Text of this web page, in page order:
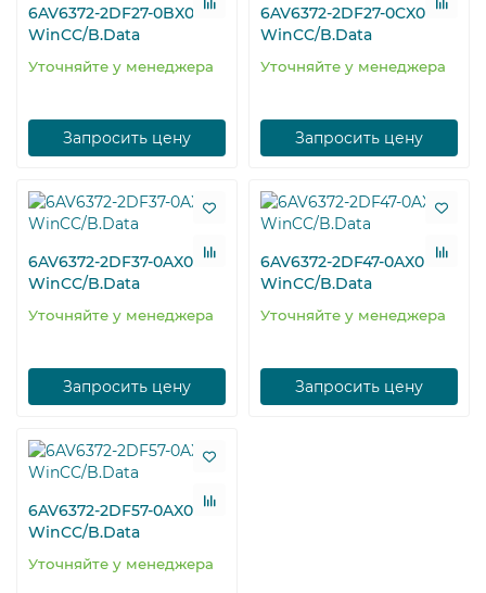
6AV6372-2DF27-0BX0
WinCC/B.Data
Уточняйте у менеджера
Запросить цену
6AV6372-2DF27-0CX0
WinCC/B.Data
Уточняйте у менеджера
Запросить цену
6AV6372-2DF37-0AX0
WinCC/B.Data
Уточняйте у менеджера
Запросить цену
6AV6372-2DF47-0AX0
WinCC/B.Data
Уточняйте у менеджера
Запросить цену
6AV6372-2DF57-0AX0
WinCC/B.Data
Уточняйте у менеджера